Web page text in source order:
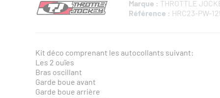
Marque : THROTTLE
Référence : HRC23-PW-
Kit déco comprenant les autocollants suivant:
Les 2 ouïes
Bras oscillant
Garde boue avant
Garde boue arrière